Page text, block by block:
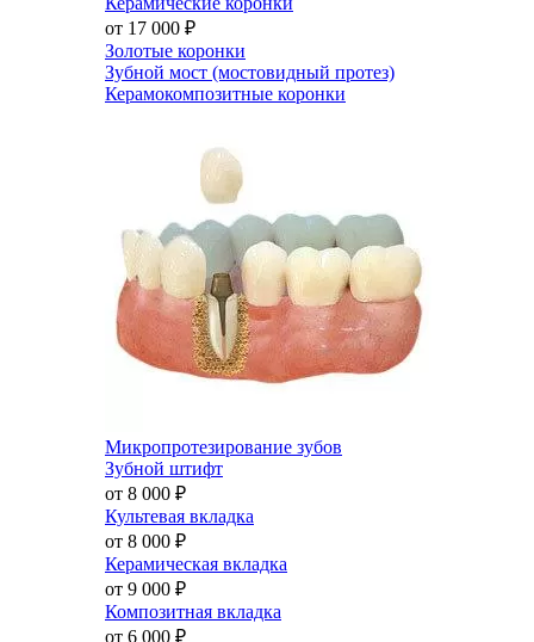
от 17 000 ₽
Золотые коронки
Зубной мост (мостовидный протез)
Керамокомпозитные коронки
Микропротезирование зубов
Зубной штифт
от 8 000 ₽
Культевая вкладка
от 8 000 ₽
Керамическая вкладка
от 9 000 ₽
Композитная вкладка
от 6 000 ₽